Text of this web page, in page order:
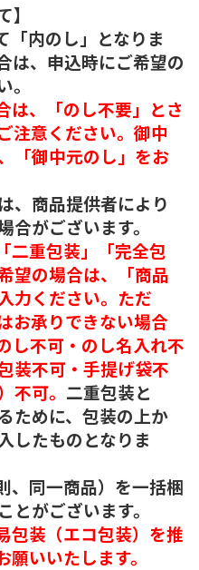
】
「内のし」となりま
は、申込時にご希望の
。
は、「のし不要」とさ
注意ください。御中
「御中元のし」をお
、商品提供者により
合がございます。
二重包装」「完全包
望の場合は、「商品
力ください。ただ
お承りできない場合
し不可・のし名入れ不
装不可・手提げ袋不
不可。 二重包装と
ために、包装の上か
したものとなりま
、同一商品）を一括梱
がございます。
包装（エコ包装）を推
いいたします。